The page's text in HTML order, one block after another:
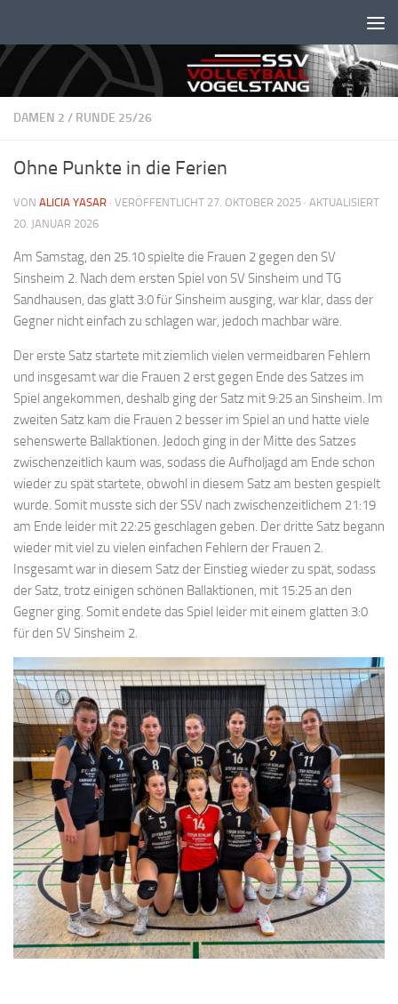
DAMEN 2 / RUNDE 25/26
Ohne Punkte in die Ferien
VON ALICIA YASAR · VERÖFFENTLICHT 27. OKTOBER 2025 · AKTUALISIERT
20. JANUAR 2026
Am Samstag, den 25.10 spielte die Frauen 2 gegen den SV
Sinsheim 2. Nach dem ersten Spiel von SV Sinsheim und TG
Sandhausen, das glatt 3:0 für Sinsheim ausging, war klar, dass der
Gegner nicht einfach zu schlagen war, jedoch machbar wäre.
Der erste Satz startete mit ziemlich vielen vermeidbaren Fehlern
und insgesamt war die Frauen 2 erst gegen Ende des Satzes im
Spiel angekommen, deshalb ging der Satz mit 9:25 an Sinsheim. Im
zweiten Satz kam die Frauen 2 besser im Spiel an und hatte viele
sehenswerte Ballaktionen. Jedoch ging in der Mitte des Satzes
zwischenzeitlich kaum was, sodass die Aufholjagd am Ende schon
wieder zu spät startete, obwohl in diesem Satz am besten gespielt
wurde. Somit musste sich der SSV nach zwischenzeitlichem 21:19
am Ende leider mit 22:25 geschlagen geben. Der dritte Satz begann
wieder mit viel zu vielen einfachen Fehlern der Frauen 2.
Insgesamt war in diesem Satz der Einstieg wieder zu spät, sodass
der Satz, trotz einigen schönen Ballaktionen, mit 15:25 an den
Gegner ging. Somit endete das Spiel leider mit einem glatten 3:0
für den SV Sinsheim 2.